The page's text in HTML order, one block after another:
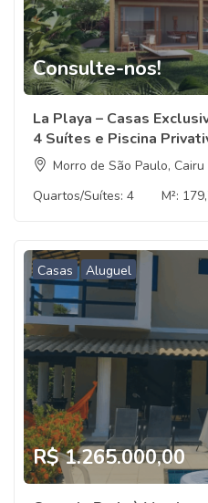
Consulte-nos!
La Playa – Casas
4 Suítes e Piscina
Morro de São Paulo,
Quartos/Suítes: 4 M²:
Casas Aluguel
R$ 1.265.000,00